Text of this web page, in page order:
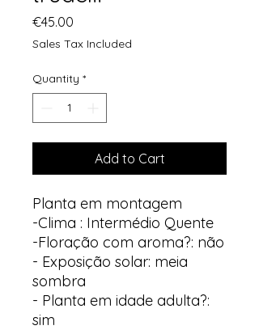
€45.00
Sales Tax Included
Quantity *
Add to Cart
Planta em montagem
-Clima : Intermédio Quente
-Floração com aroma?: não
- Exposição solar: meia
sombra
- Planta em idade adulta?:
sim